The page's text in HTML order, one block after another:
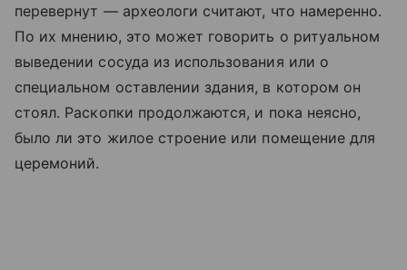
перевернут — археологи считают, что намеренно.
По их мнению, это может говорить о ритуальном
выведении сосуда из использования или о
специальном оставлении здания, в котором он
стоял. Раскопки продолжаются, и пока неясно,
было ли это жилое строение или помещение для
церемоний.